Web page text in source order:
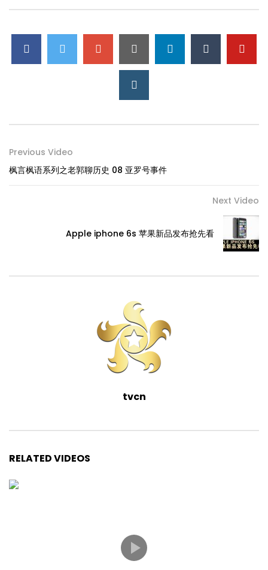
Previous Video
枫言枫语系列之老郭聊历史 08 亚罗号事件
Next Video
Apple iphone 6s 苹果新品发布抢先看
tvcn
RELATED VIDEOS